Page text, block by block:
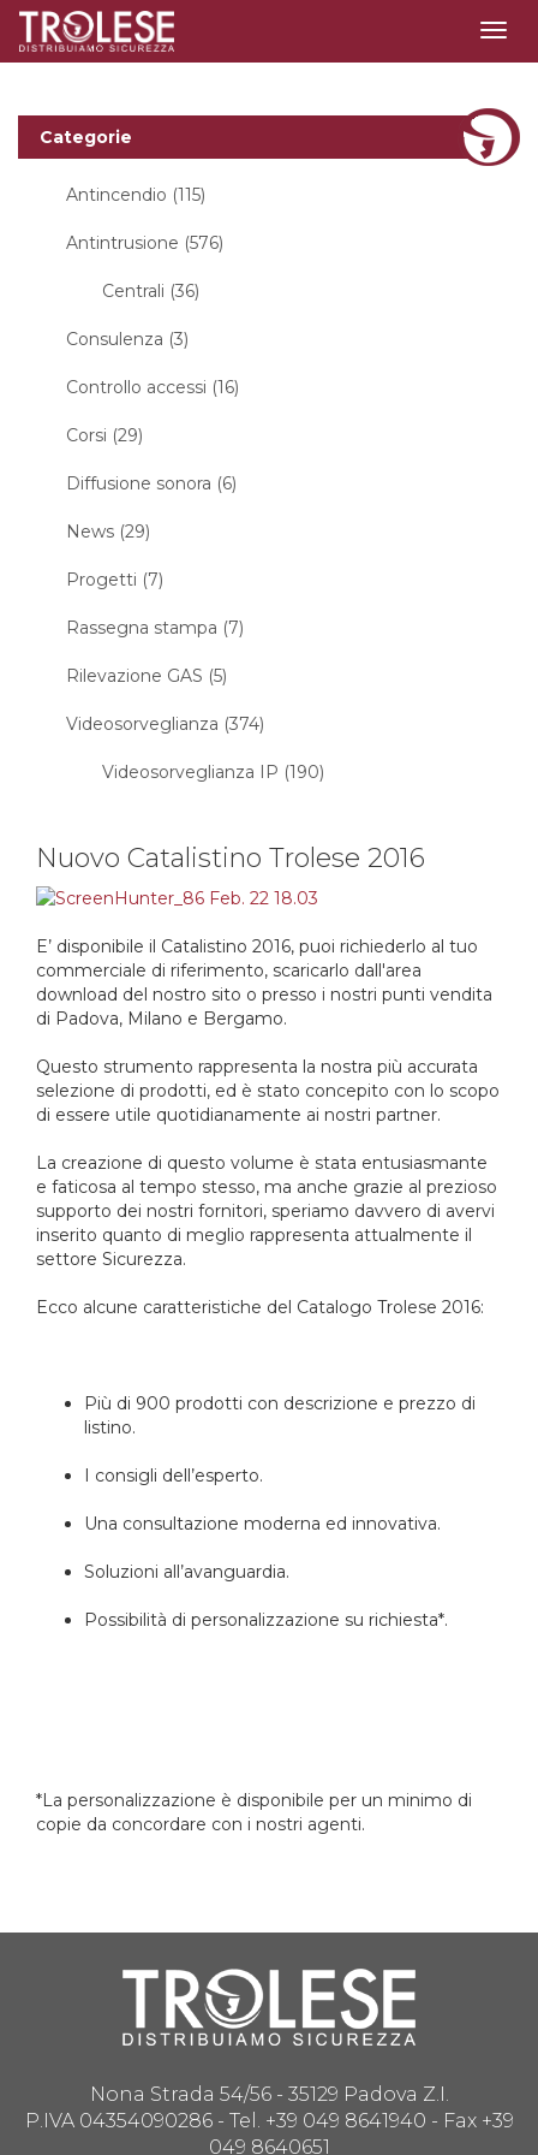
Categorie
Antincendio (115)
Antintrusione (576)
Centrali (36)
Consulenza (3)
Controllo accessi (16)
Corsi (29)
Diffusione sonora (6)
News (29)
Progetti (7)
Rassegna stampa (7)
Rilevazione GAS (5)
Videosorveglianza (374)
Videosorveglianza IP (190)
Nuovo Catalistino Trolese 2016
E’ disponibile il Catalistino 2016, puoi richiederlo al tuo
commerciale di riferimento, scaricarlo dall'area
download del nostro sito o presso i nostri punti vendita
di Padova, Milano e Bergamo.
Questo strumento rappresenta la nostra più accurata
selezione di prodotti, ed è stato concepito con lo scopo
di essere utile quotidianamente ai nostri partner.
La creazione di questo volume è stata entusiasmante
e faticosa al tempo stesso, ma anche grazie al prezioso
supporto dei nostri fornitori, speriamo davvero di avervi
inserito quanto di meglio rappresenta attualmente il
settore Sicurezza.
Ecco alcune caratteristiche del Catalogo Trolese 2016:
Più di 900 prodotti con descrizione e prezzo di
listino.
I consigli dell’esperto.
Una consultazione moderna ed innovativa.
Soluzioni all’avanguardia.
Possibilità di personalizzazione su richiesta*.
*La personalizzazione è disponibile per un minimo di
copie da concordare con i nostri agenti.
Nona Strada 54/56 - 35129 Padova Z.I.
P.IVA 04354090286 - Tel. +39 049 8641940 - Fax +39
049 8640651